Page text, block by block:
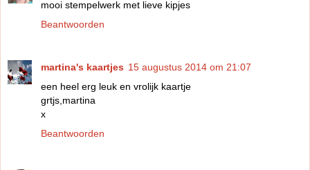
mooi stempelwerk met lieve kipjes
Beantwoorden
martina's kaartjes 15 augustus 2014 om 21:07
een heel erg leuk en vrolijk kaartje
grtjs,martina
x
Beantwoorden